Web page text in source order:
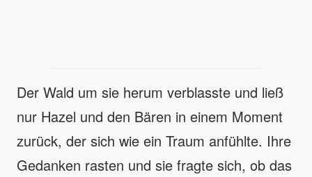
Der Wald um sie herum verblasste und ließ
nur Hazel und den Bären in einem Moment
zurück, der sich wie ein Traum anfühlte. Ihre
Gedanken rasten und sie fragte sich, ob das